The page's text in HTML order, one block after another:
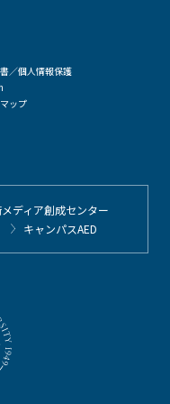
／個人情報保護
ップ
ディア創成センター
キャンパスAED